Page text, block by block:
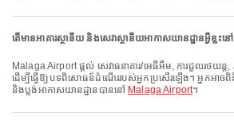
តើមានអាគារស្ថានីយ និងសេវាស្ថានីយអាកាសយានដ្ឋានអ្វីខ្ល
Malaga Airport ផ្តល់ សេវាធនាគារ/អេធីអឹម, ការជួលរថយន្ត, រថភ្លើង និងសេវាផ្សេងៗទៀត
ដើម្បីធ្វើឱ្យបទពិសោធន៍ដំណើររបស់អ្នកប្រសើរឡើង។ អ្នកអាច
និងប្លង់អាកាសយានដ្ឋានបាននៅ Malaga Airport។